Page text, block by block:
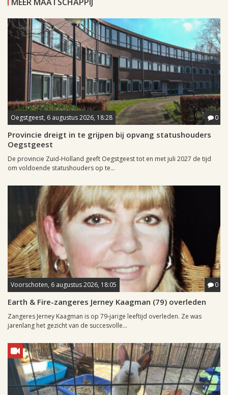
MEER MAATSCHAPPIJ
Oegstgeest, 6 augustus 2026, 18:28 0
Provincie dreigt in te grijpen bij opvang statushouders
Oegstgeest
De provincie Zuid-Holland geeft Oegstgeest tot en met juli 2027 de tijd
om voldoende statushouders op te...
Voorschoten, 6 augustus 2026, 18:05 0
Earth & Fire-zangeres Jerney Kaagman (79) overleden
Zangeres Jerney Kaagman is op 79-jarige leeftijd overleden. Ze was
jarenlang het gezicht van de succesvolle...